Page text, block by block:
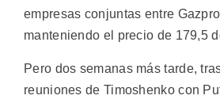
empresas conjuntas entre
manteniendo el precio de 179,5
Pero dos semanas más tarde,
reuniones de Timoshenko con